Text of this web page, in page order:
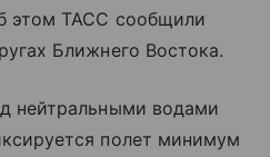
этом ТАСС сообщили
Ближнего Востока.
нейтральными водами
полет минимум